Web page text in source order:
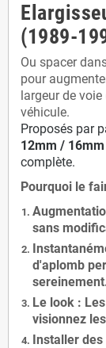
(1989-
Ou spacer
pour
largeur de
véhicule.
Proposés par
12mm /
complète.
Pourquoi le
sans
d'aplomb
Le look :
visionnez
Installer des